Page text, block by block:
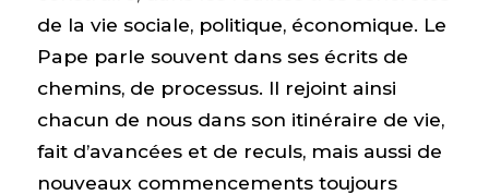
de la vie sociale, politique, économique. Le
Pape parle souvent dans ses écrits de
chemins, de processus. Il rejoint ainsi
chacun de nous dans son itinéraire de vie,
fait d’avancées et de reculs, mais aussi de
nouveaux commencements toujours